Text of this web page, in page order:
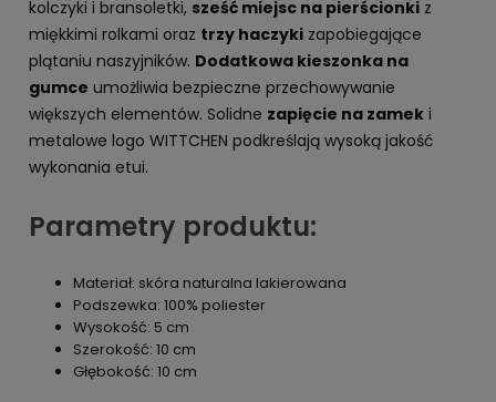
kolczyki i bransoletki, sześć miejsc na pierścionki z
miękkimi rolkami oraz trzy haczyki zapobiegające
plątaniu naszyjników. Dodatkowa kieszonka na
gumce umożliwia bezpieczne przechowywanie
większych elementów. Solidne zapięcie na zamek i
metalowe logo WITTCHEN podkreślają wysoką jakość
wykonania etui.
Parametry produktu:
Materiał: skóra naturalna lakierowana
Podszewka: 100% poliester
Wysokość: 5 cm
Szerokość: 10 cm
Głębokość: 10 cm